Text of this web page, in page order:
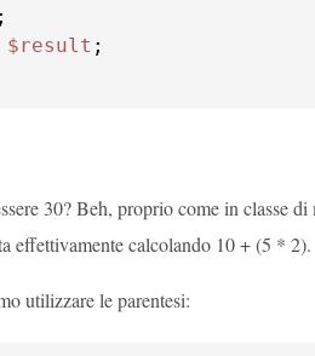
$result
30? Beh, proprio come in classe
effettivamente calcolando 10 + (5 * 2).
utilizzare le parentesi: